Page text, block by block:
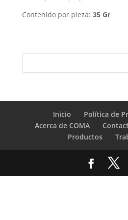
Contenido por pieza: 35 Gr
Inicio
Política de
Acerca de COMA
Productos